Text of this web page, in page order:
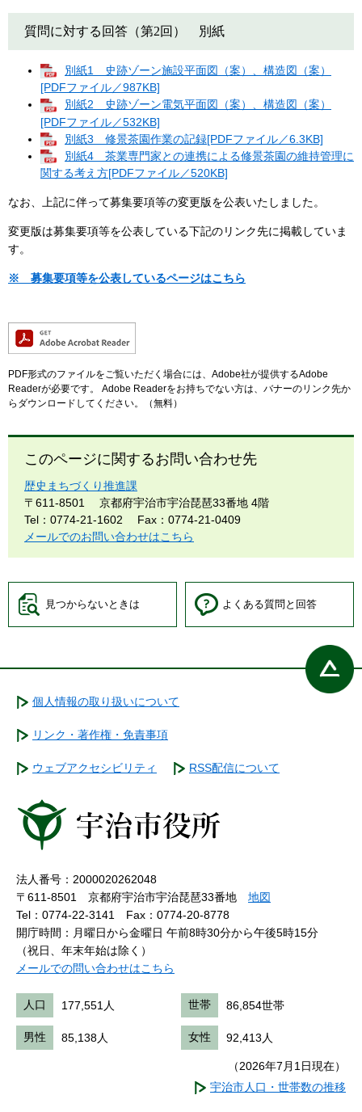
質問に対する回答（第2回） 別紙
別紙1 史跡ゾーン施設平面図（案）、構造図（案）
[PDFファイル／987KB]
別紙2 史跡ゾーン電気平面図（案）、構造図（案）
[PDFファイル／532KB]
別紙3 修景茶園作業の記録[PDFファイル／6.3KB]
別紙4 茶業専門家との連携による修景茶園の維持管理に
関する考え方[PDFファイル／520KB]
なお、上記に伴って募集要項等の変更版を公表いたしました。
変更版は募集要項等を公表している下記のリンク先に掲載していま
す。
※ 募集要項等を公表しているページはこちら
PDF形式のファイルをご覧いただく場合には、Adobe社が提供するAdobe
Readerが必要です。
Adobe Readerをお持ちでない方は、バナーのリンク先か
らダウンロードしてください。（無料）
このページに関するお問い合わせ先
歴史まちづくり推進課
〒611-8501
京都府宇治市宇治琵琶33番地 4階
Tel：0774-21-1602
Fax：0774-21-0409
メールでのお問い合わせはこちら
見つからないときは よくある質問と回答
個人情報の取り扱いについて
リンク・著作権・免責事項
ウェブアクセシビリティ RSS配信について
法人番号：2000020262048
〒611-8501 京都府宇治市宇治琵琶33番地 地図
Tel：0774-22-3141
Fax：0774-20-8778
開庁時間：月曜日から金曜日 午前8時30分から午後5時15分
（祝日、年末年始は除く）
メールでの問い合わせはこちら
人口 177,551人 世帯 86,854世帯
男性 85,138人 女性 92,413人
（2026年7月1日現在）
宇治市人口・世帯数の推移